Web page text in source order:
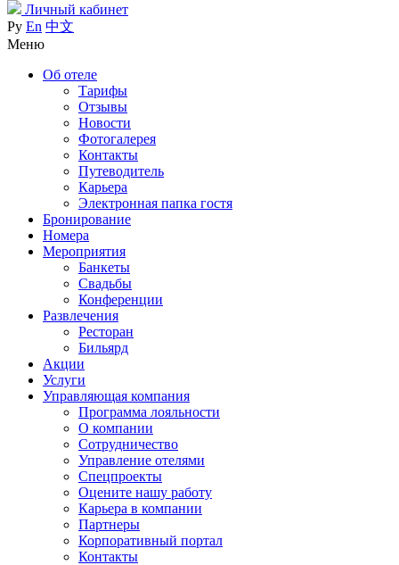
Личный кабинет
Ру En 中文
Меню
Об отеле
Тарифы
Отзывы
Новости
Фотогалерея
Контакты
Путеводитель
Карьера
Электронная папка гостя
Бронирование
Номера
Мероприятия
Банкеты
Свадьбы
Конференции
Развлечения
Ресторан
Бильярд
Акции
Услуги
Управляющая компания
Программа лояльности
О компании
Сотрудничество
Управление отелями
Спецпроекты
Оцените нашу работу
Карьера в компании
Партнеры
Корпоративный портал
Контакты